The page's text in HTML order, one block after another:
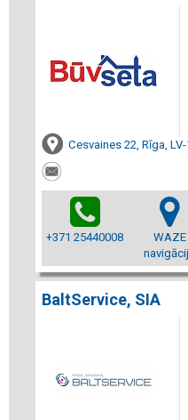
Cesvaines 22, Rīga,
+371 25440008
WAZE
BaltService, SIA